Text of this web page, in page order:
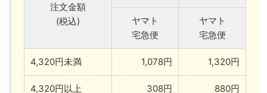
注文金額
(税込)
ヤマト
宅急便
ヤマト
宅急便
4,320円未満 1,078円 1,320円
4,320円以上 308円 880円